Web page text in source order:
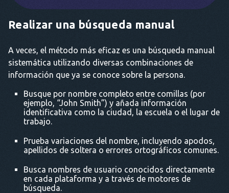
Realizar una búsqueda manual
A veces, el método más eficaz es una búsqueda manual
sistemática utilizando diversas combinaciones de
información que ya se conoce sobre la persona.
Busque por nombre completo entre comillas (por
ejemplo, “John Smith”) y añada información
identificativa como la ciudad, la escuela o el lugar de
trabajo.
Prueba variaciones del nombre, incluyendo apodos,
apellidos de soltera o errores ortográficos comunes.
Busca nombres de usuario conocidos directamente
en cada plataforma y a través de motores de
búsqueda.